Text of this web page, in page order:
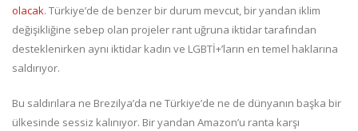
olacak. Türkiye’de de benzer bir durum mevcut, bir yandan iklim
değişikliğine sebep olan projeler rant uğruna iktidar tarafından
desteklenirken aynı iktidar kadın ve LGBTİ+’ların en temel haklarına
saldırıyor.
Bu saldırılara ne Brezilya’da ne Türkiye’de ne de dünyanın başka bir
ülkesinde sessiz kalınıyor. Bir yandan Amazon’u ranta karşı